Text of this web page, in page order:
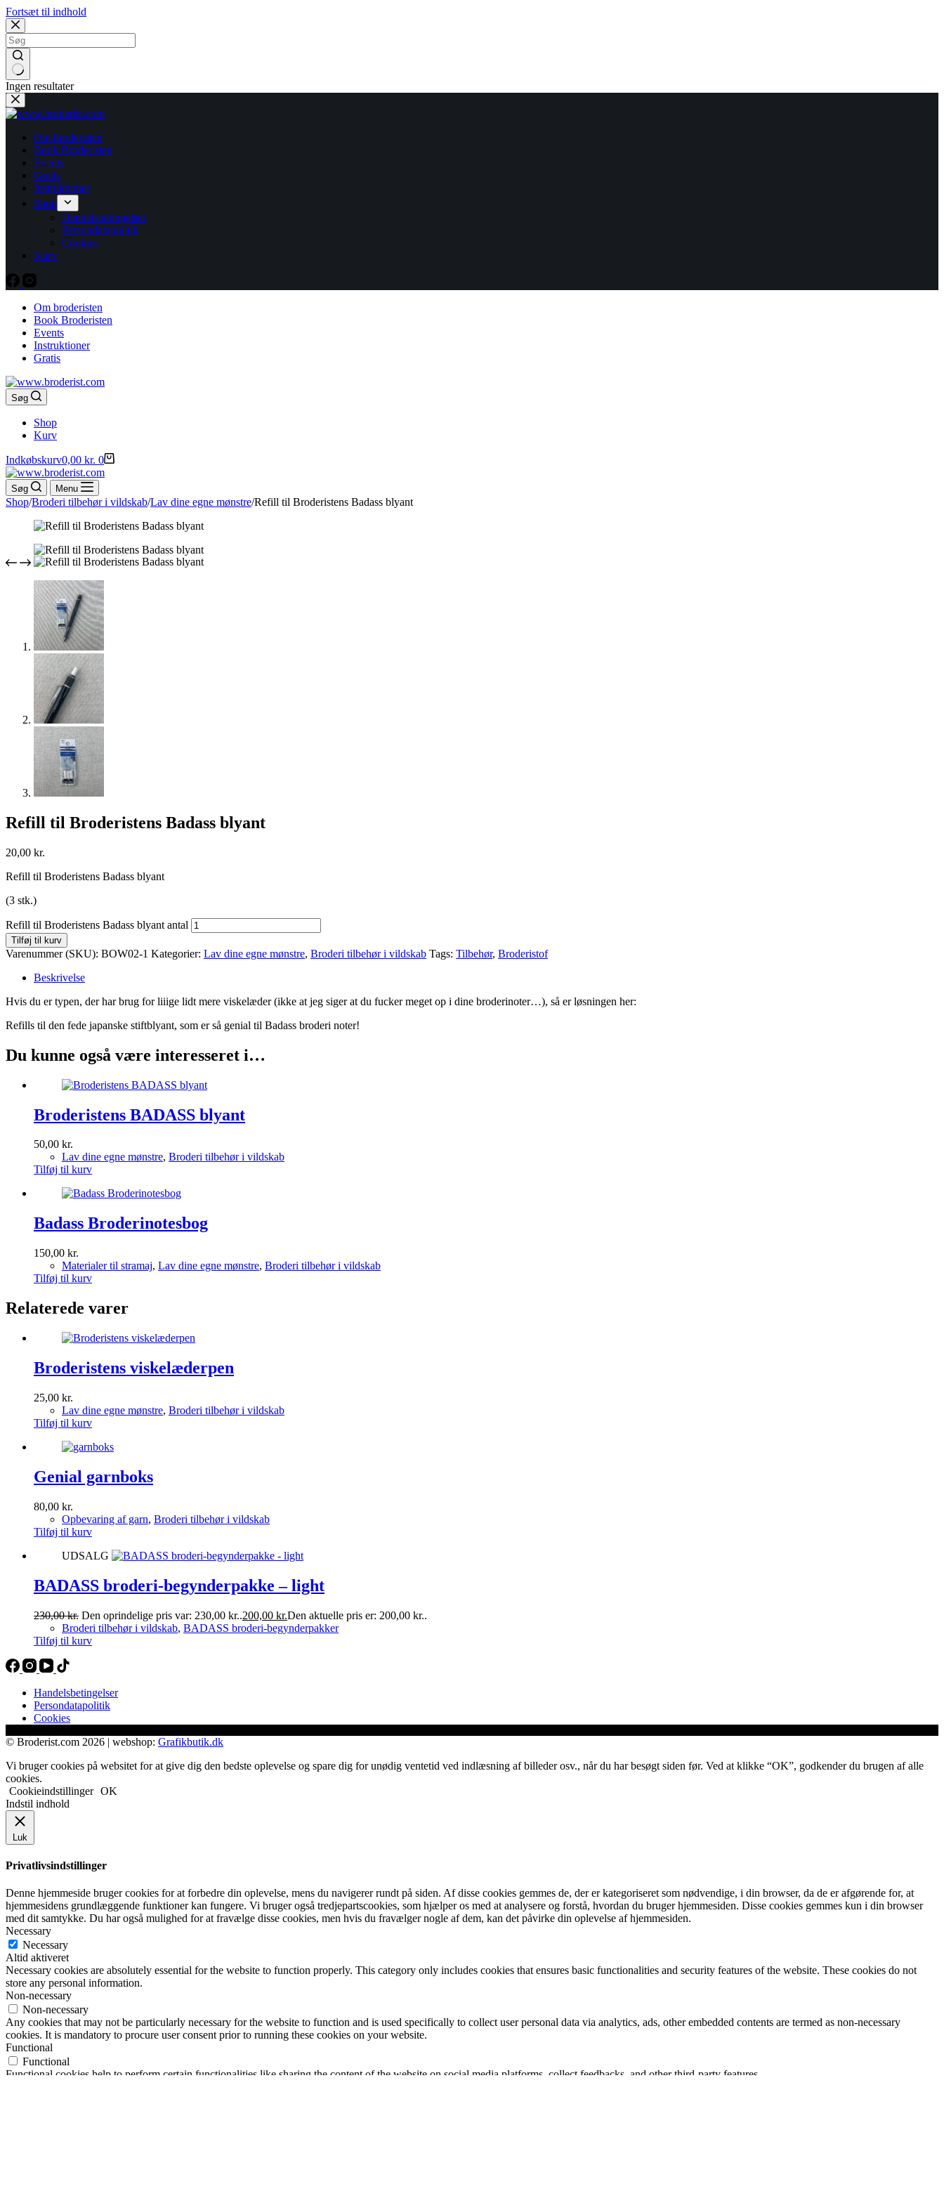
Fortsæt til indhold
Ingen resultater
Om broderisten
Book Broderisten
Events
Gratis
Instruktioner
Shop
Handelsbetingelser
Persondatapolitik
Cookies
Kurv
Om broderisten
Book Broderisten
Events
Instruktioner
Gratis
Søg
Shop
Kurv
Indkøbskurv0,00 kr. 0
Søg Menu
Shop/Broderi tilbehør i vildskab/Lav dine egne mønstre/Refill til Broderistens Badass blyant
Refill til Broderistens Badass blyant
20,00 kr.
Refill til Broderistens Badass blyant
(3 stk.)
Refill til Broderistens Badass blyant antal
Tilføj til kurv
Varenummer (SKU): BOW02-1 Kategorier: Lav dine egne mønstre, Broderi tilbehør i vildskab Tags: Tilbehør, Broderistof
Beskrivelse
Hvis du er typen, der har brug for liiige lidt mere viskelæder (ikke at jeg siger at du fucker meget op i dine broderinoter…), så er løsningen her:
Refills til den fede japanske stiftblyant, som er så genial til Badass broderi noter!
Du kunne også være interesseret i…
Broderistens BADASS blyant
50,00 kr.
Lav dine egne mønstre, Broderi tilbehør i vildskab
Tilføj til kurv
Badass Broderinotesbog
150,00 kr.
Materialer til stramaj, Lav dine egne mønstre, Broderi tilbehør i vildskab
Tilføj til kurv
Relaterede varer
Broderistens viskelæderpen
25,00 kr.
Lav dine egne mønstre, Broderi tilbehør i vildskab
Tilføj til kurv
Genial garnboks
80,00 kr.
Opbevaring af garn, Broderi tilbehør i vildskab
Tilføj til kurv
UDSALG
BADASS broderi-begynderpakke – light
230,00kr. Den oprindelige pris var: 230,00 kr..200,00 kr.Den aktuelle pris er: 200,00 kr..
Broderi tilbehør i vildskab, BADASS broderi-begynderpakker
Tilføj til kurv
Handelsbetingelser
Persondatapolitik
Cookies
© Broderist.com 2026 | webshop: Grafikbutik.dk
Vi bruger cookies på websitet for at give dig den bedste oplevelse og spare dig for unødig ventetid ved indlæsning af billeder osv., når du har besøgt siden før. Ved at klikke “OK”, godkender du brugen af alle
cookies.
Cookieindstillinger OK
Indstil indhold
Luk
Privatlivsindstillinger
Denne hjemmeside bruger cookies for at forbedre din oplevelse, mens du navigerer rundt på siden. Af disse cookies gemmes de, der er kategoriseret som nødvendige, i din browser, da de er afgørende for, at
hjemmesidens grundlæggende funktioner kan fungere. Vi bruger også tredjepartscookies, som hjælper os med at analysere og forstå, hvordan du bruger hjemmesiden. Disse cookies gemmes kun i din browser
med dit samtykke. Du har også mulighed for at fravælge disse cookies, men hvis du fravælger nogle af dem, kan det påvirke din oplevelse af hjemmesiden.
Necessary
Necessary
Altid aktiveret
Necessary cookies are absolutely essential for the website to function properly. This category only includes cookies that ensures basic functionalities and security features of the website. These cookies do not
store any personal information.
Non-necessary
Non-necessary
Any cookies that may not be particularly necessary for the website to function and is used specifically to collect user personal data via analytics, ads, other embedded contents are termed as non-necessary
cookies. It is mandatory to procure user consent prior to running these cookies on your website.
Functional
Functional
Functional cookies help to perform certain functionalities like sharing the content of the website on social media platforms, collect feedbacks, and other third-party features.